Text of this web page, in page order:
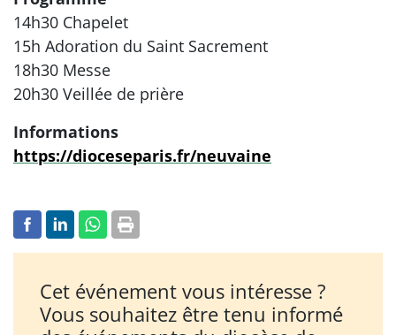
14h30 Chapelet
15h Adoration du Saint Sacrement
18h30 Messe
20h30 Veillée de prière
Informations
https://dioceseparis.fr/neuvaine
Cet événement vous intéresse ?
Vous souhaitez être tenu informé